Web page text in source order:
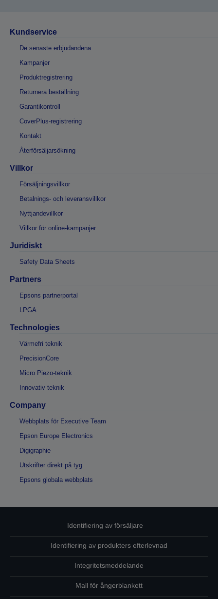
Kundservice
De senaste erbjudandena
Kampanjer
Produktregistrering
Returnera beställning
Garantikontroll
CoverPlus-registrering
Kontakt
Återförsäljarsökning
Villkor
Försäljningsvillkor
Betalnings- och leveransvillkor
Nyttjandevillkor
Villkor för online-kampanjer
Juridiskt
Safety Data Sheets
Partners
Epsons partnerportal
LPGA
Technologies
Värmefri teknik
PrecisionCore
Micro Piezo-teknik
Innovativ teknik
Company
Webbplats för Executive Team
Epson Europe Electronics
Digigraphie
Utskrifter direkt på tyg
Epsons globala webbplats
Identifiering av försäljare
Identifiering av produkters efterlevnad
Integritetsmeddelande
Mall för ångerblankett